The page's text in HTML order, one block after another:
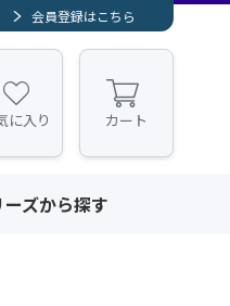
会員登録はこちら
に入り カート
ーズから探す